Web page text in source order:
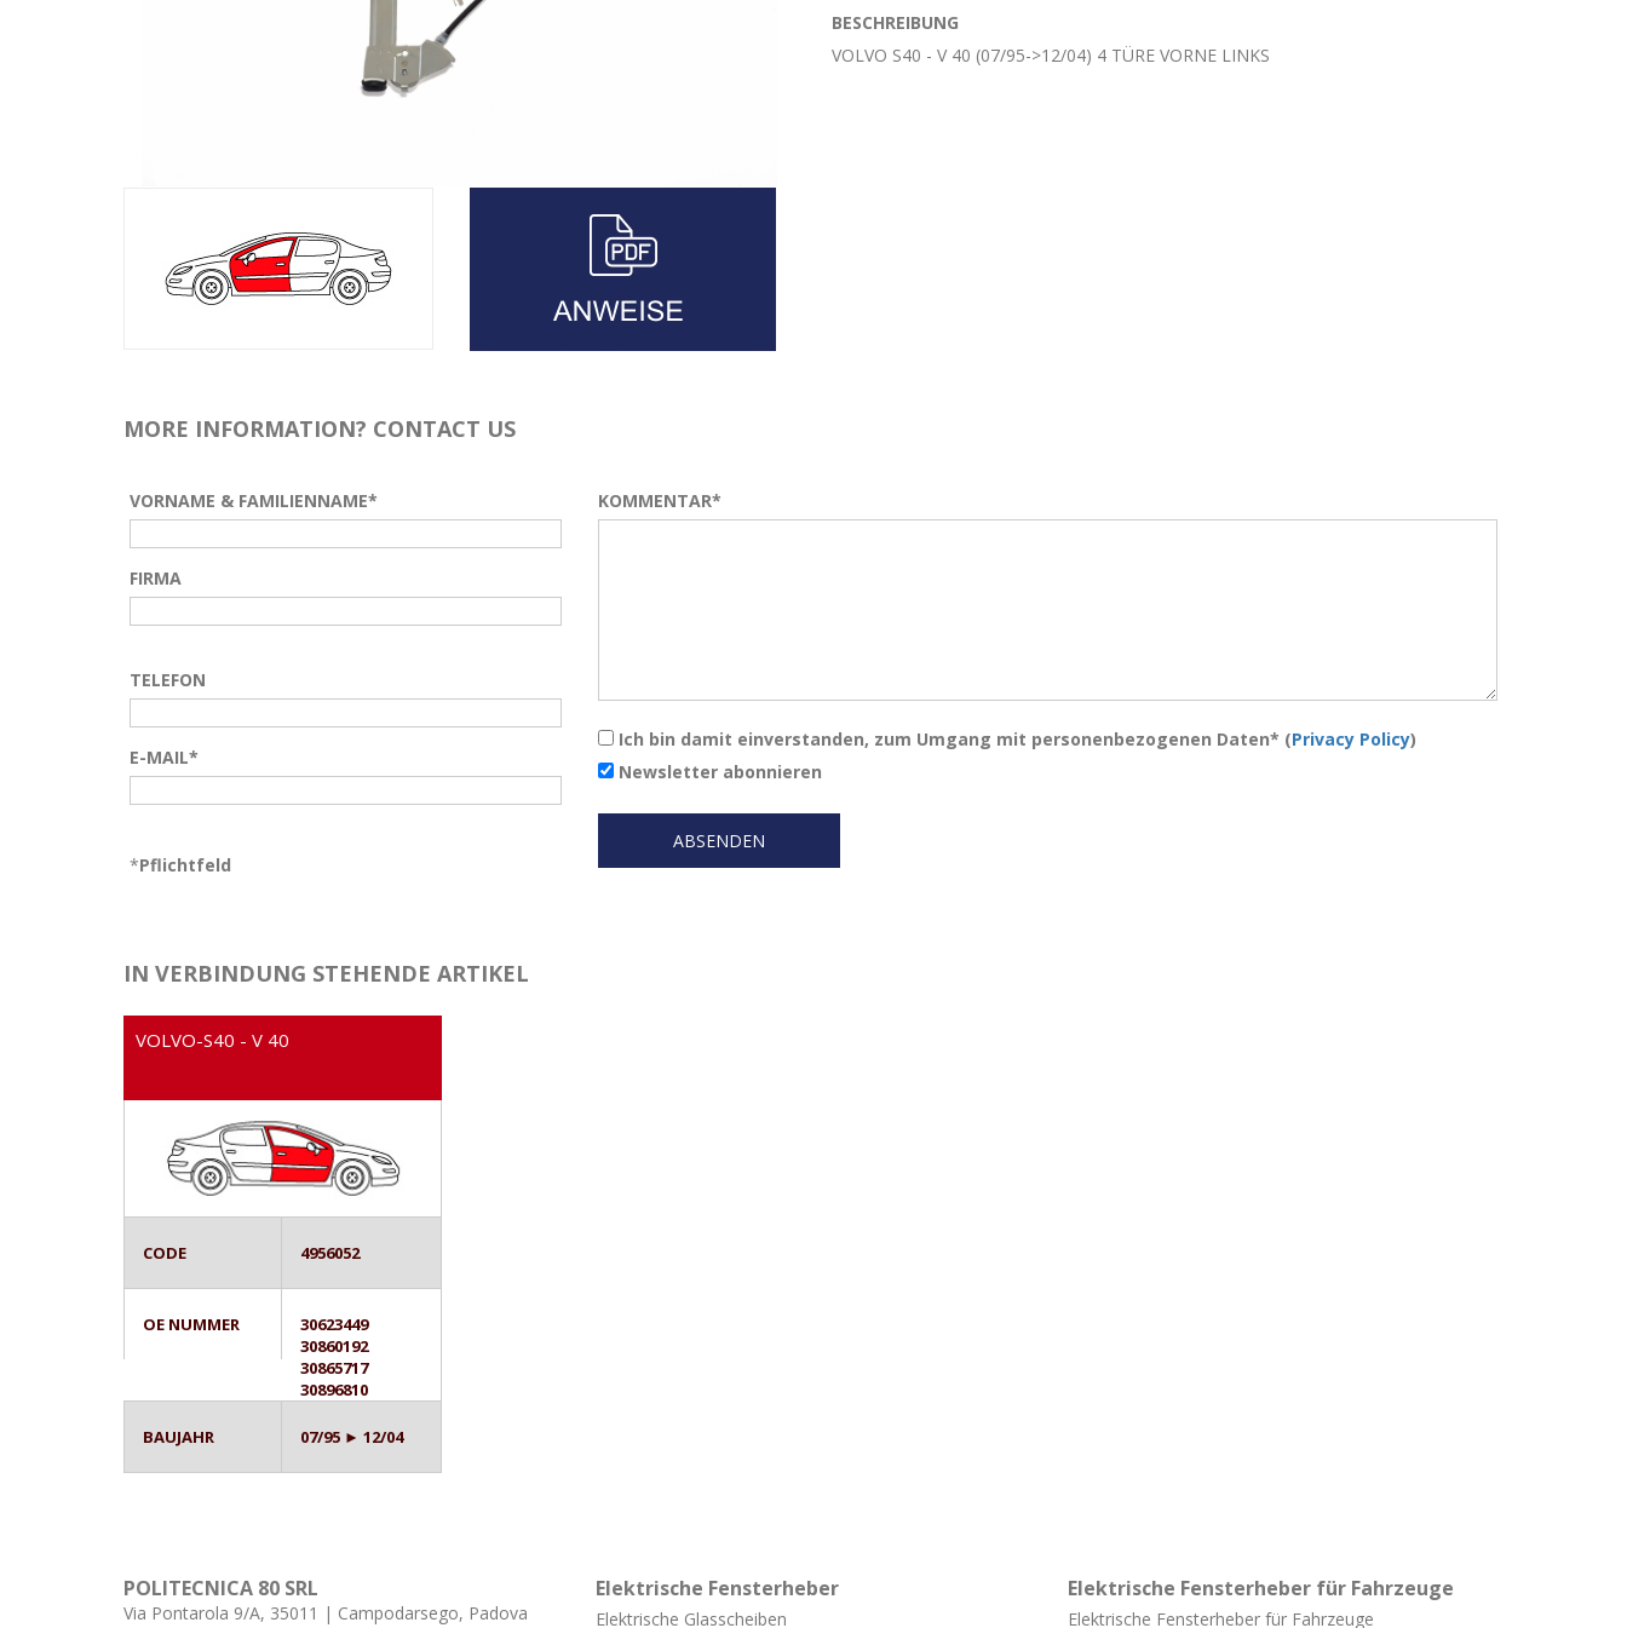
BESCHREIBUNG
VOLVO S40 - V 40 (07/95->12/04) 4 TÜRE VORNE LINKS
MORE INFORMATION? CONTACT US
VORNAME & FAMILIENNAME*
FIRMA
TELEFON
E-MAIL*
*Pflichtfeld
KOMMENTAR*
Ich bin damit einverstanden, zum Umgang mit personenbezogenen Daten* (Privacy Policy)
Newsletter abonnieren
IN VERBINDUNG STEHENDE ARTIKEL
VOLVO-S40 - V 40
CODE 4956052
OE NUMMER
30623449
30860192
30865717
30896810
BAUJAHR 07/95 ► 12/04
POLITECNICA 80 SRL
Via Pontarola 9/A, 35011 | Campodarsego, Padova
Elektrische Fensterheber
Elektrische Glasscheiben
Elektrische Fensterheber für Fahrzeuge
Elektrische Fensterheber für Fahrzeuge